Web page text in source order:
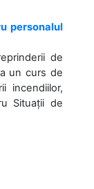
personalul
de
un curs de
incendiilor,
Situații de